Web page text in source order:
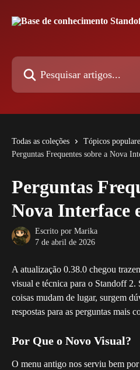
Pesquisar artigos...
Todas as coleções
Tópicos
Perguntas Frequentes sobre a Nova
Perguntas
Nova Interface
Escrito por Marika
7 de abril de 2026
A atualização 0.38.0 chegou
visual e técnica para o Standoff 2.
coisas mudam de lugar, surgem
respostas para as perguntas mais
Por Que o Novo Visual?
O menu antigo nos serviu bem